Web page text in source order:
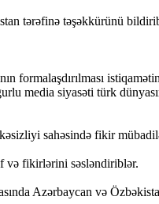
tərəfinə təşəkkürünü
media siyasəti türk
sahəsində fikir
və fikirlərini səsləndiriblər.
Azərbaycan və